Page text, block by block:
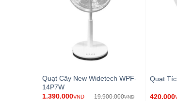
Quạt Cây New Widetech WPF-
14P7W
1.390.000VND 19.900.000VND
Quạt
420.000